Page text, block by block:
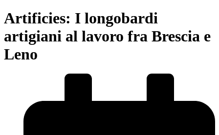
Artificies: I longobardi
artigiani al lavoro fra Brescia e
Leno